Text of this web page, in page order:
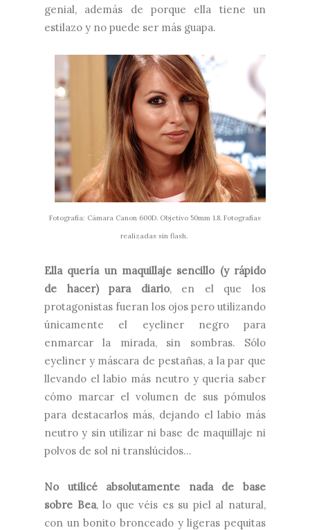
genial, además de porque ella tiene un
estilazo y no puede ser más guapa.
Fotografía: Cámara Canon 600D. Objetivo 50mm 1.8. Fotografías
realizadas sin flash.
Ella quería un maquillaje sencillo (y rápido
de hacer) para diario, en el que los
protagonistas fueran los ojos pero utilizando
únicamente el eyeliner negro para
enmarcar la mirada, sin sombras. Sólo
eyeliner y máscara de pestañas, a la par que
llevando el labio más neutro y quería saber
cómo marcar el volumen de sus pómulos
para destacarlos más, dejando el labio más
neutro y sin utilizar ni base de maquillaje ni
polvos de sol ni translúcidos...
No utilicé absolutamente nada de base
sobre Bea, lo que véis es su piel al natural,
con un bonito bronceado y ligeras pequitas